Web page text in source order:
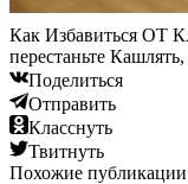
Как Избавиться ОТ
перестаньте
Поделиться
Отправить
Класснуть
Твитнуть
Похожие публикации